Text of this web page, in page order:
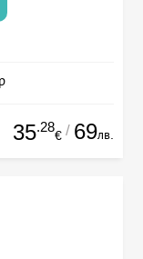
35.28
€ / 69лв.